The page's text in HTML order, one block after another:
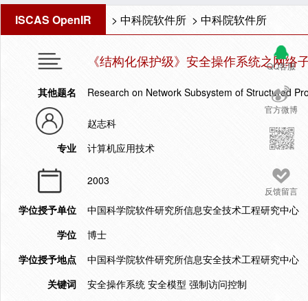
ISCAS OpenIR > 中科院软件所 > 中科院软件所
QQ客服
官方微博
反馈留言
《结构化保护级》安全操作系统之网络
其他题名 Research on Network Subsystem of Structured
赵志科
专业
计算机应用技术
2003
学位授予单位
中国科学院软件研究所信息安全技术工程研究中心
学位
博士
学位授予地点
中国科学院软件研究所信息安全技术工程研究中心
关键词
安全操作系统 安全模型 强制访问控制